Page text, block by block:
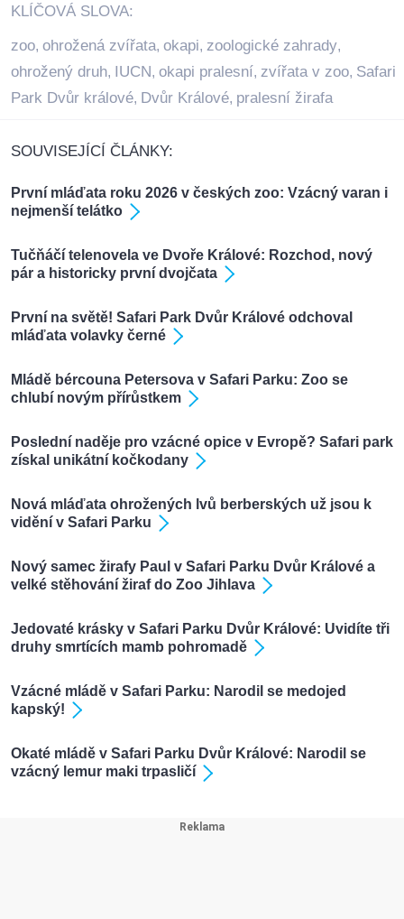
KLÍČOVÁ SLOVA:
zoo, ohrožená zvířata, okapi, zoologické zahrady,
ohrožený druh, IUCN, okapi pralesní, zvířata v zoo, Safari
Park Dvůr králové, Dvůr Králové, pralesní žirafa
SOUVISEJÍCÍ ČLÁNKY:
První mláďata roku 2026 v českých zoo: Vzácný varan i
nejmenší telátko
Tučňáčí telenovela ve Dvoře Králové: Rozchod, nový
pár a historicky první dvojčata
První na světě! Safari Park Dvůr Králové odchoval
mláďata volavky černé
Mládě bércouna Petersova v Safari Parku: Zoo se
chlubí novým přírůstkem
Poslední naděje pro vzácné opice v Evropě? Safari park
získal unikátní kočkodany
Nová mláďata ohrožených lvů berberských už jsou k
vidění v Safari Parku
Nový samec žirafy Paul v Safari Parku Dvůr Králové a
velké stěhování žiraf do Zoo Jihlava
Jedovaté krásky v Safari Parku Dvůr Králové: Uvidíte tři
druhy smrtících mamb pohromadě
Vzácné mládě v Safari Parku: Narodil se medojed
kapský!
Okaté mládě v Safari Parku Dvůr Králové: Narodil se
vzácný lemur maki trpasličí